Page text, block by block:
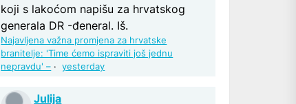
koji s lakoćom napišu za hrvatskog
generala DR -đeneral. Iš.
Najavljena važna promjena za hrvatske
branitelje: 'Time ćemo ispraviti još jednu
nepravdu' – ·yesterday
Julija